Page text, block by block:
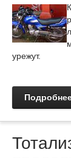
урежут.